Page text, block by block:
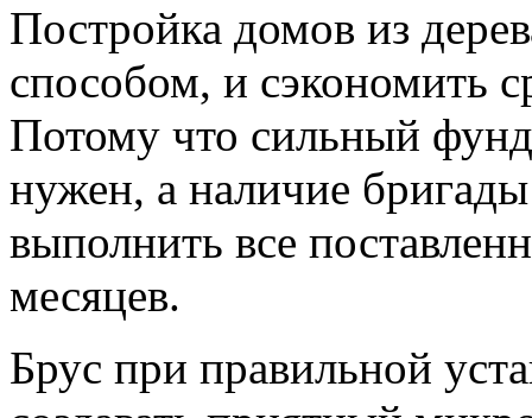
Постройка домов из
способом, и сэкономить
Потому что сильный
нужен, а наличие
выполнить все
месяцев.
Брус при правильной